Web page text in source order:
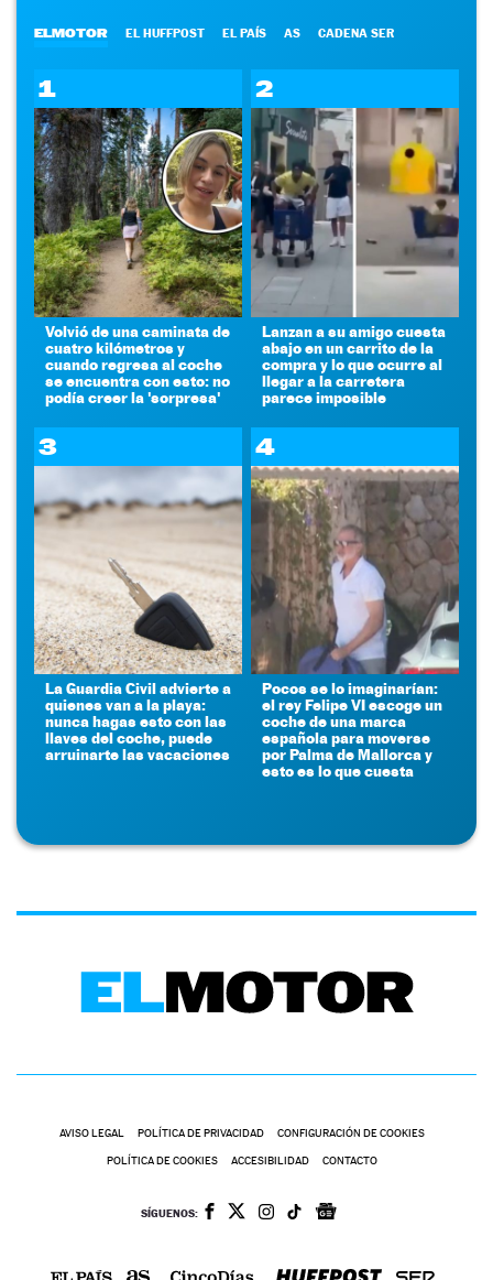
ELMOTOR EL HUFFPOST EL PAÍS AS CADENA SER
1
Volvió de una caminata de
cuatro kilómetros y
cuando regresa al coche
se encuentra con esto: no
podía creer la 'sorpresa'
2
Lanzan a su amigo cuesta
abajo en un carrito de la
compra y lo que ocurre al
llegar a la carretera
parece imposible
3
La Guardia Civil advierte a
quienes van a la playa:
nunca hagas esto con las
llaves del coche, puede
arruinarte las vacaciones
4
Pocos se lo imaginarían:
el rey Felipe VI escoge un
coche de una marca
española para moverse
por Palma de Mallorca y
esto es lo que cuesta
AVISO LEGAL POLÍTICA DE PRIVACIDAD CONFIGURACIÓN DE COOKIES
POLÍTICA DE COOKIES ACCESIBILIDAD CONTACTO
SÍGUENOS: